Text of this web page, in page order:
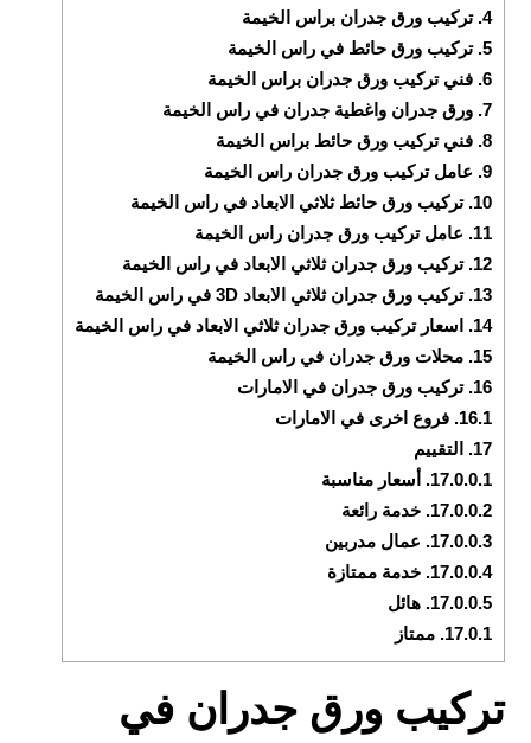
4. تركيب ورق جدران براس الخيمة
5. تركيب ورق حائط في راس الخيمة
6. فني تركيب ورق جدران براس الخيمة
7. ورق جدران واغطية جدران في راس الخيمة
8. فني تركيب ورق حائط براس الخيمة
9. عامل تركيب ورق جدران راس الخيمة
10. تركيب ورق حائط ثلاثي الابعاد في راس الخيمة
11. عامل تركيب ورق جدران راس الخيمة
12. تركيب ورق جدران ثلاثي الابعاد في راس الخيمة
13. تركيب ورق جدران ثلاثي الابعاد 3D في راس الخيمة
14.
اسعار تركيب ورق جدران ثلاثي الابعاد في راس الخيمة
15. محلات ورق جدران في راس الخيمة
16. تركيب ورق جدران في الامارات
16.1. فروع اخرى في الامارات
17.
التقييم
17.0.0.1. أسعار مناسبة
17.0.0.2. خدمة رائعة
17.0.0.3. عمال مدربين
17.0.0.4. خدمة ممتازة
17.0.0.5. هائل
17.0.1. ممتاز
تركيب ورق جدران في